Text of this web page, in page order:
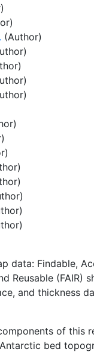
(Author)
data: Findable,
Reusable (FAIR)
and thickness
of this
bed